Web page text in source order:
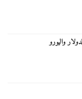
واليورو